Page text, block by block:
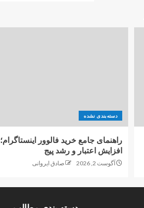
دسته‌بندی نشده
راهنمای جامع خرید فالوور اینستاگرام؛
افزایش اعتبار و رشد پیج
آگوست 2, 2026 صادق ایروانی